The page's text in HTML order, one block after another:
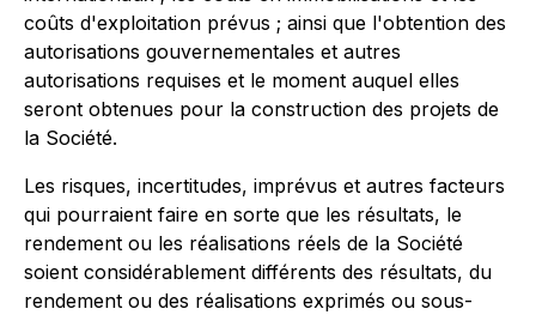
coûts d'exploitation prévus ; ainsi que l'obtention des
autorisations gouvernementales et autres
autorisations requises et le moment auquel elles
seront obtenues pour la construction des projets de
la Société.
Les risques, incertitudes, imprévus et autres facteurs
qui pourraient faire en sorte que les résultats, le
rendement ou les réalisations réels de la Société
soient considérablement différents des résultats, du
rendement ou des réalisations exprimés ou sous-